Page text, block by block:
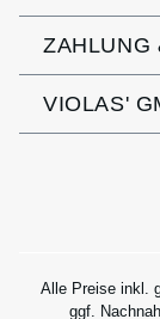
ZAHLUNG
VIOLAS'
Alle Preise inkl.
ggf.